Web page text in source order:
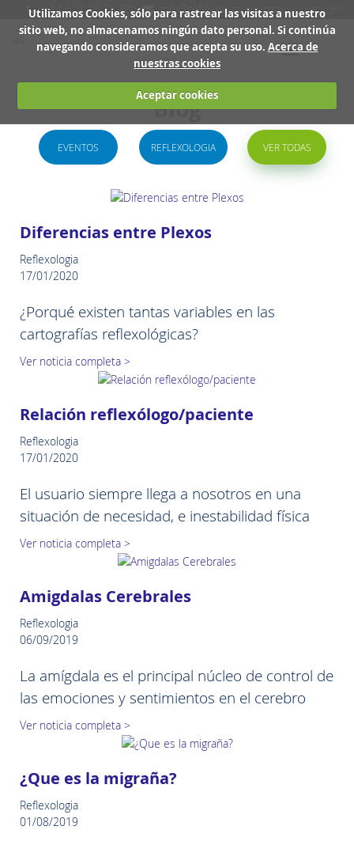
Utilizamos Cookies, sólo para rastrear las visitas a nuestro
sitio web, no almacenamos ningún dato personal. Si continúa
navegando consideramos que acepta su uso. Acerca de
nuestras cookies
Aceptar cookies
+34 627 38 28 48 info@reflexologianeuromuscular.com
Toggle
Blog
VER TODAS
REFLEXOLOGIA
EVENTOS
Diferencias entre Plexos
Reflexologia
17/01/2020
¿Porqué existen tantas variables en las
cartografías reflexológicas?
Ver noticia completa >
Relación reflexólogo/paciente
Reflexologia
17/01/2020
El usuario siempre llega a nosotros en una
situación de necesidad, e inestabilidad física
Ver noticia completa >
Amigdalas Cerebrales
Reflexologia
06/09/2019
La amígdala es el principal núcleo de control de
las emociones y sentimientos en el cerebro
Ver noticia completa >
¿Que es la migraña?
Reflexologia
01/08/2019